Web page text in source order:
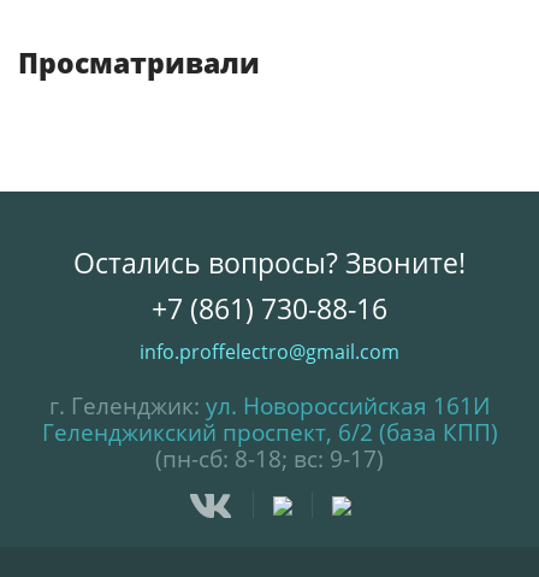
Просматривали
Остались вопросы? Звоните!
+7 (861) 730-88-16
info.proffelectro@gmail.com
г. Геленджик: ул. Новороссийская 161И
Геленджикский проспект, 6/2 (база КПП)
(пн-сб: 8-18; вс: 9-17)